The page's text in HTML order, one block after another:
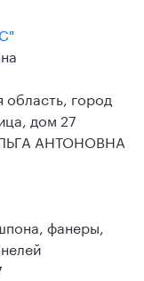
город
дом 27
АНТОНОВНА
фанеры,